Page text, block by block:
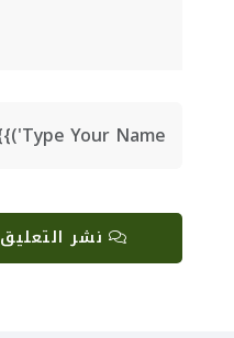
نشر التعليق